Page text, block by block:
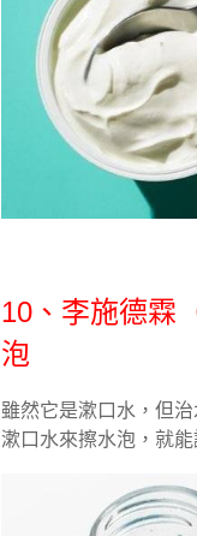
10、李施德霖
泡
雖然它是漱口水，但
漱口水來擦水泡，就